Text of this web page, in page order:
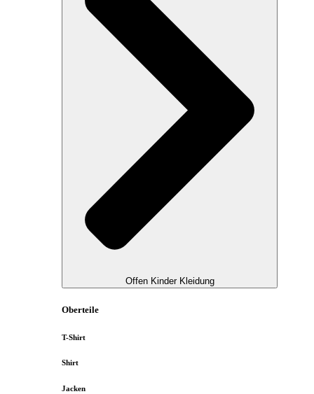
Offen Kinder Kleidung
Oberteile
T-Shirt
Shirt
Jacken